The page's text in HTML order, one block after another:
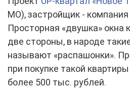
МО), застройщик -
Просторная «двушка» окна
две стороны, в народе
называют «распашонки».
при покупке такой
более 500 тыс. рублей.